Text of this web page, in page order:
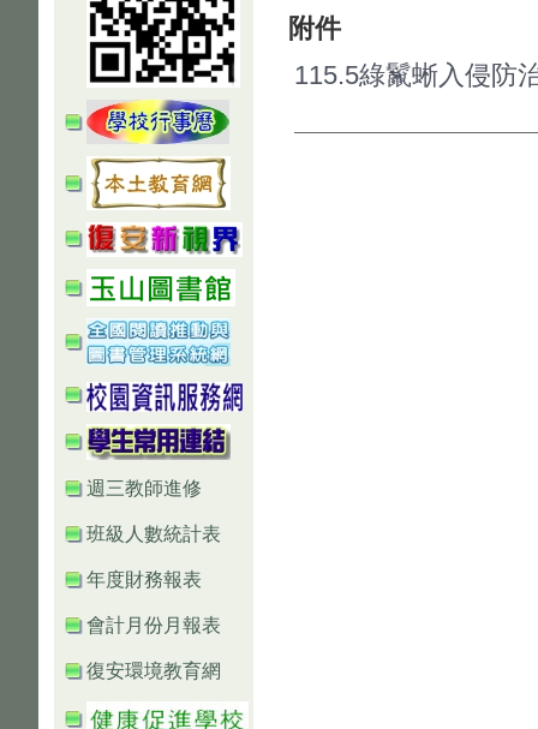
週三教師進修
班級人數統計表
年度財務報表
會計月份月報表
復安環境教育網
附件
115.5綠鬣蜥入侵防